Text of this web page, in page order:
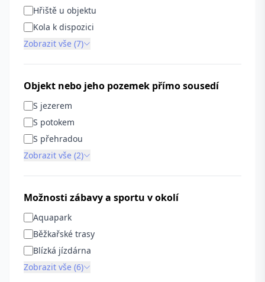
Hřiště u objektu
Kola k dispozici
Zobrazit vše (7)
Objekt nebo jeho pozemek přímo sousedí
S jezerem
S potokem
S přehradou
Zobrazit vše (2)
Možnosti zábavy a sportu v okolí
Aquapark
Běžkařské trasy
Blízká jízdárna
Zobrazit vše (6)